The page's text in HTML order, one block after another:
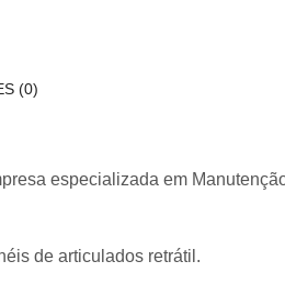
(0)
especializada em
de articulados retrátil.